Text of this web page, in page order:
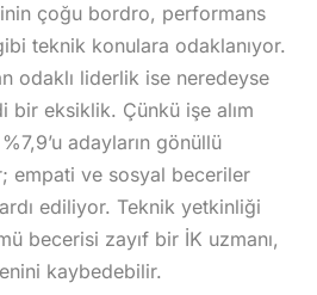
çoğu bordro, performans
teknik konulara odaklanıyor.
odaklı liderlik ise neredeyse
bir eksiklik. Çünkü işe alım
adayların gönüllü
empati ve sosyal beceriler
ediliyor. Teknik yetkinliği
becerisi zayıf bir İK uzmanı,
kaybedebilir.